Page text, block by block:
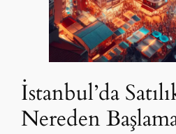
İstanbul’da
Nereden